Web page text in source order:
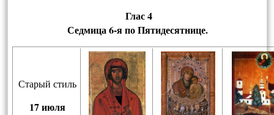
Глас 4
Седмица6-я по Пятидесятнице.
Старый стиль
17июля